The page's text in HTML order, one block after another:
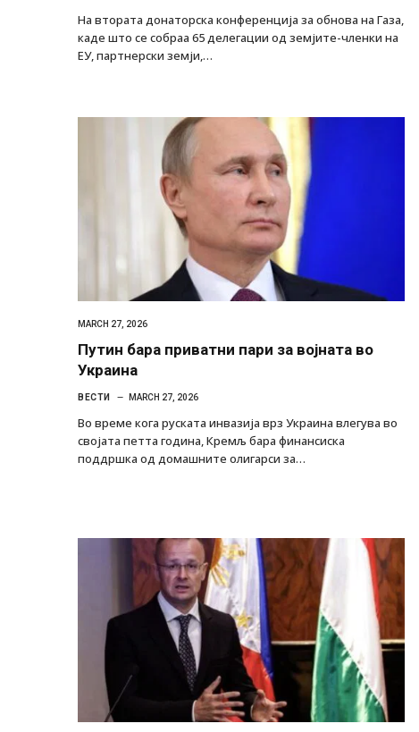
На втората донаторска конференција за обнова на Газа,
каде што се собраа 65 делегации од земјите-членки на
ЕУ, партнерски земји,…
MARCH 27, 2026
Путин бара приватни пари за војната во
Украина
ВЕСТИ MARCH 27, 2026
Во време кога руската инвазија врз Украина влегува во
својата петта година, Кремљ бара финансиска
поддршка од домашните олигарси за…
JULY 30, 2026